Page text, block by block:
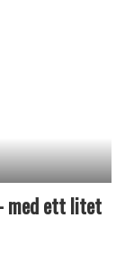
med ett litet